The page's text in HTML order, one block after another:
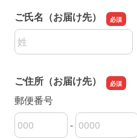
ご氏名（お届け先）
名前の姓
ご住所（お届け先）
郵便番号
郵便番号の上3桁
-
郵便番号の下4桁